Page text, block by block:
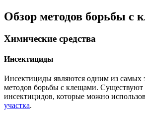
Обзор методов борьбы с
Химические средства
Инсектициды
Инсектициды являются одним из самых
методов борьбы с клещами.
инсектицидов, которые можно
участка.